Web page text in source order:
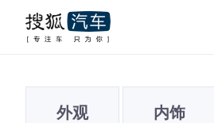
外观 内饰